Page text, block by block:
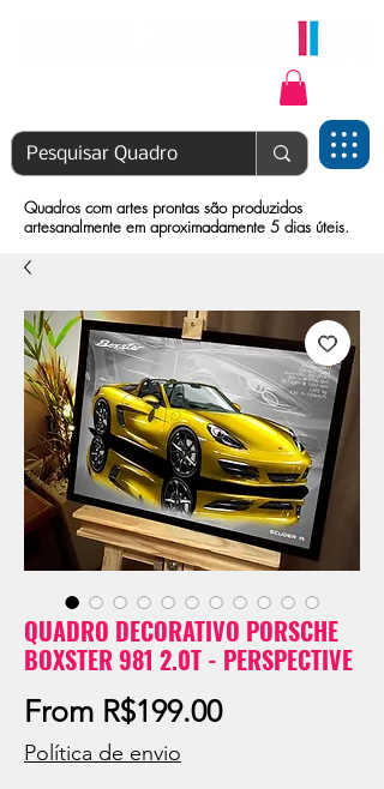
Quadros com artes prontas são produzidos
artesanalmente em aproximadamente 5 dias úteis.
QUADRO DECORATIVO PORSCHE
BOXSTER 981 2.0T - PERSPECTIVE
From R$199.00Sale
Política de envio